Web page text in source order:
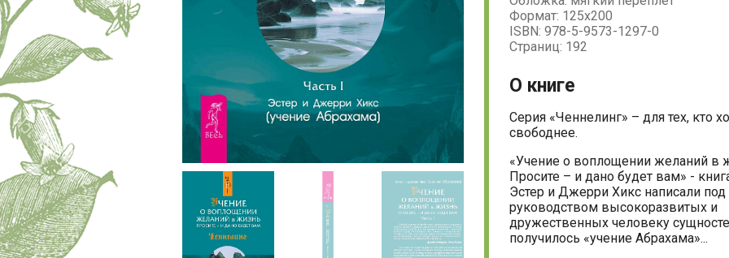
Формат: 125х200
ISBN: 978-5-9573-1297-0
Страниц: 192
О книге
Серия «Ченнелинг» – для тех, кто
свободнее.
«Учение о воплощении желаний в
Просите – и дано будет вам» -
Эстер и Джерри Хикс написали под
руководством высокоразвитых и
дружественных человеку
получилось «учение Абрахама»...